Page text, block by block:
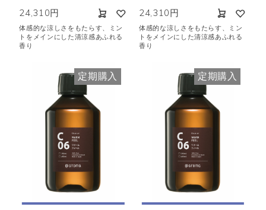
24,310円
体感的な涼しさをもたらす、ミン
トをメインにした清涼感あふれる
香り
24,310円
体感的な涼しさをもたらす、ミン
トをメインにした清涼感あふれる
香り
定期購入 定期購入